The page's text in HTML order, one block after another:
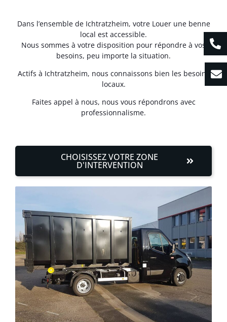
Dans l’ensemble de Ichtratzheim, votre Louer une benne
local est accessible.
Nous sommes à votre disposition pour répondre à vos
besoins, peu importe la situation.
Actifs à Ichtratzheim, nous connaissons bien les besoins
locaux.
Faites appel à nous, nous vous répondrons avec
professionnalisme.
CHOISISSEZ VOTRE ZONE
D'INTERVENTION